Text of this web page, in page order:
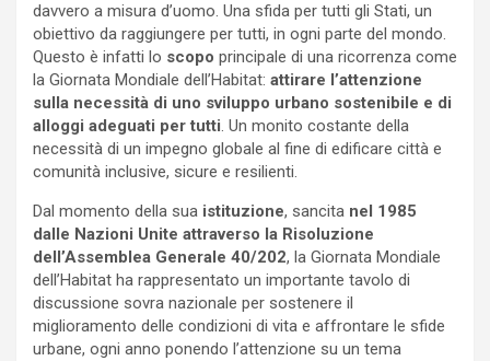
davvero a misura d’uomo. Una sfida per tutti gli Stati, un
obiettivo da raggiungere per tutti, in ogni parte del mondo.
Questo è infatti lo scopo principale di una ricorrenza come
la Giornata Mondiale dell’Habitat: attirare l’attenzione
sulla necessità di uno sviluppo urbano sostenibile e di
alloggi adeguati per tutti. Un monito costante della
necessità di un impegno globale al fine di edificare città e
comunità inclusive, sicure e resilienti.
Dal momento della sua istituzione, sancita nel 1985
dalle Nazioni Unite attraverso la Risoluzione
dell’Assemblea Generale 40/202, la Giornata Mondiale
dell’Habitat ha rappresentato un importante tavolo di
discussione sovra nazionale per sostenere il
miglioramento delle condizioni di vita e affrontare le sfide
urbane, ogni anno ponendo l’attenzione su un tema